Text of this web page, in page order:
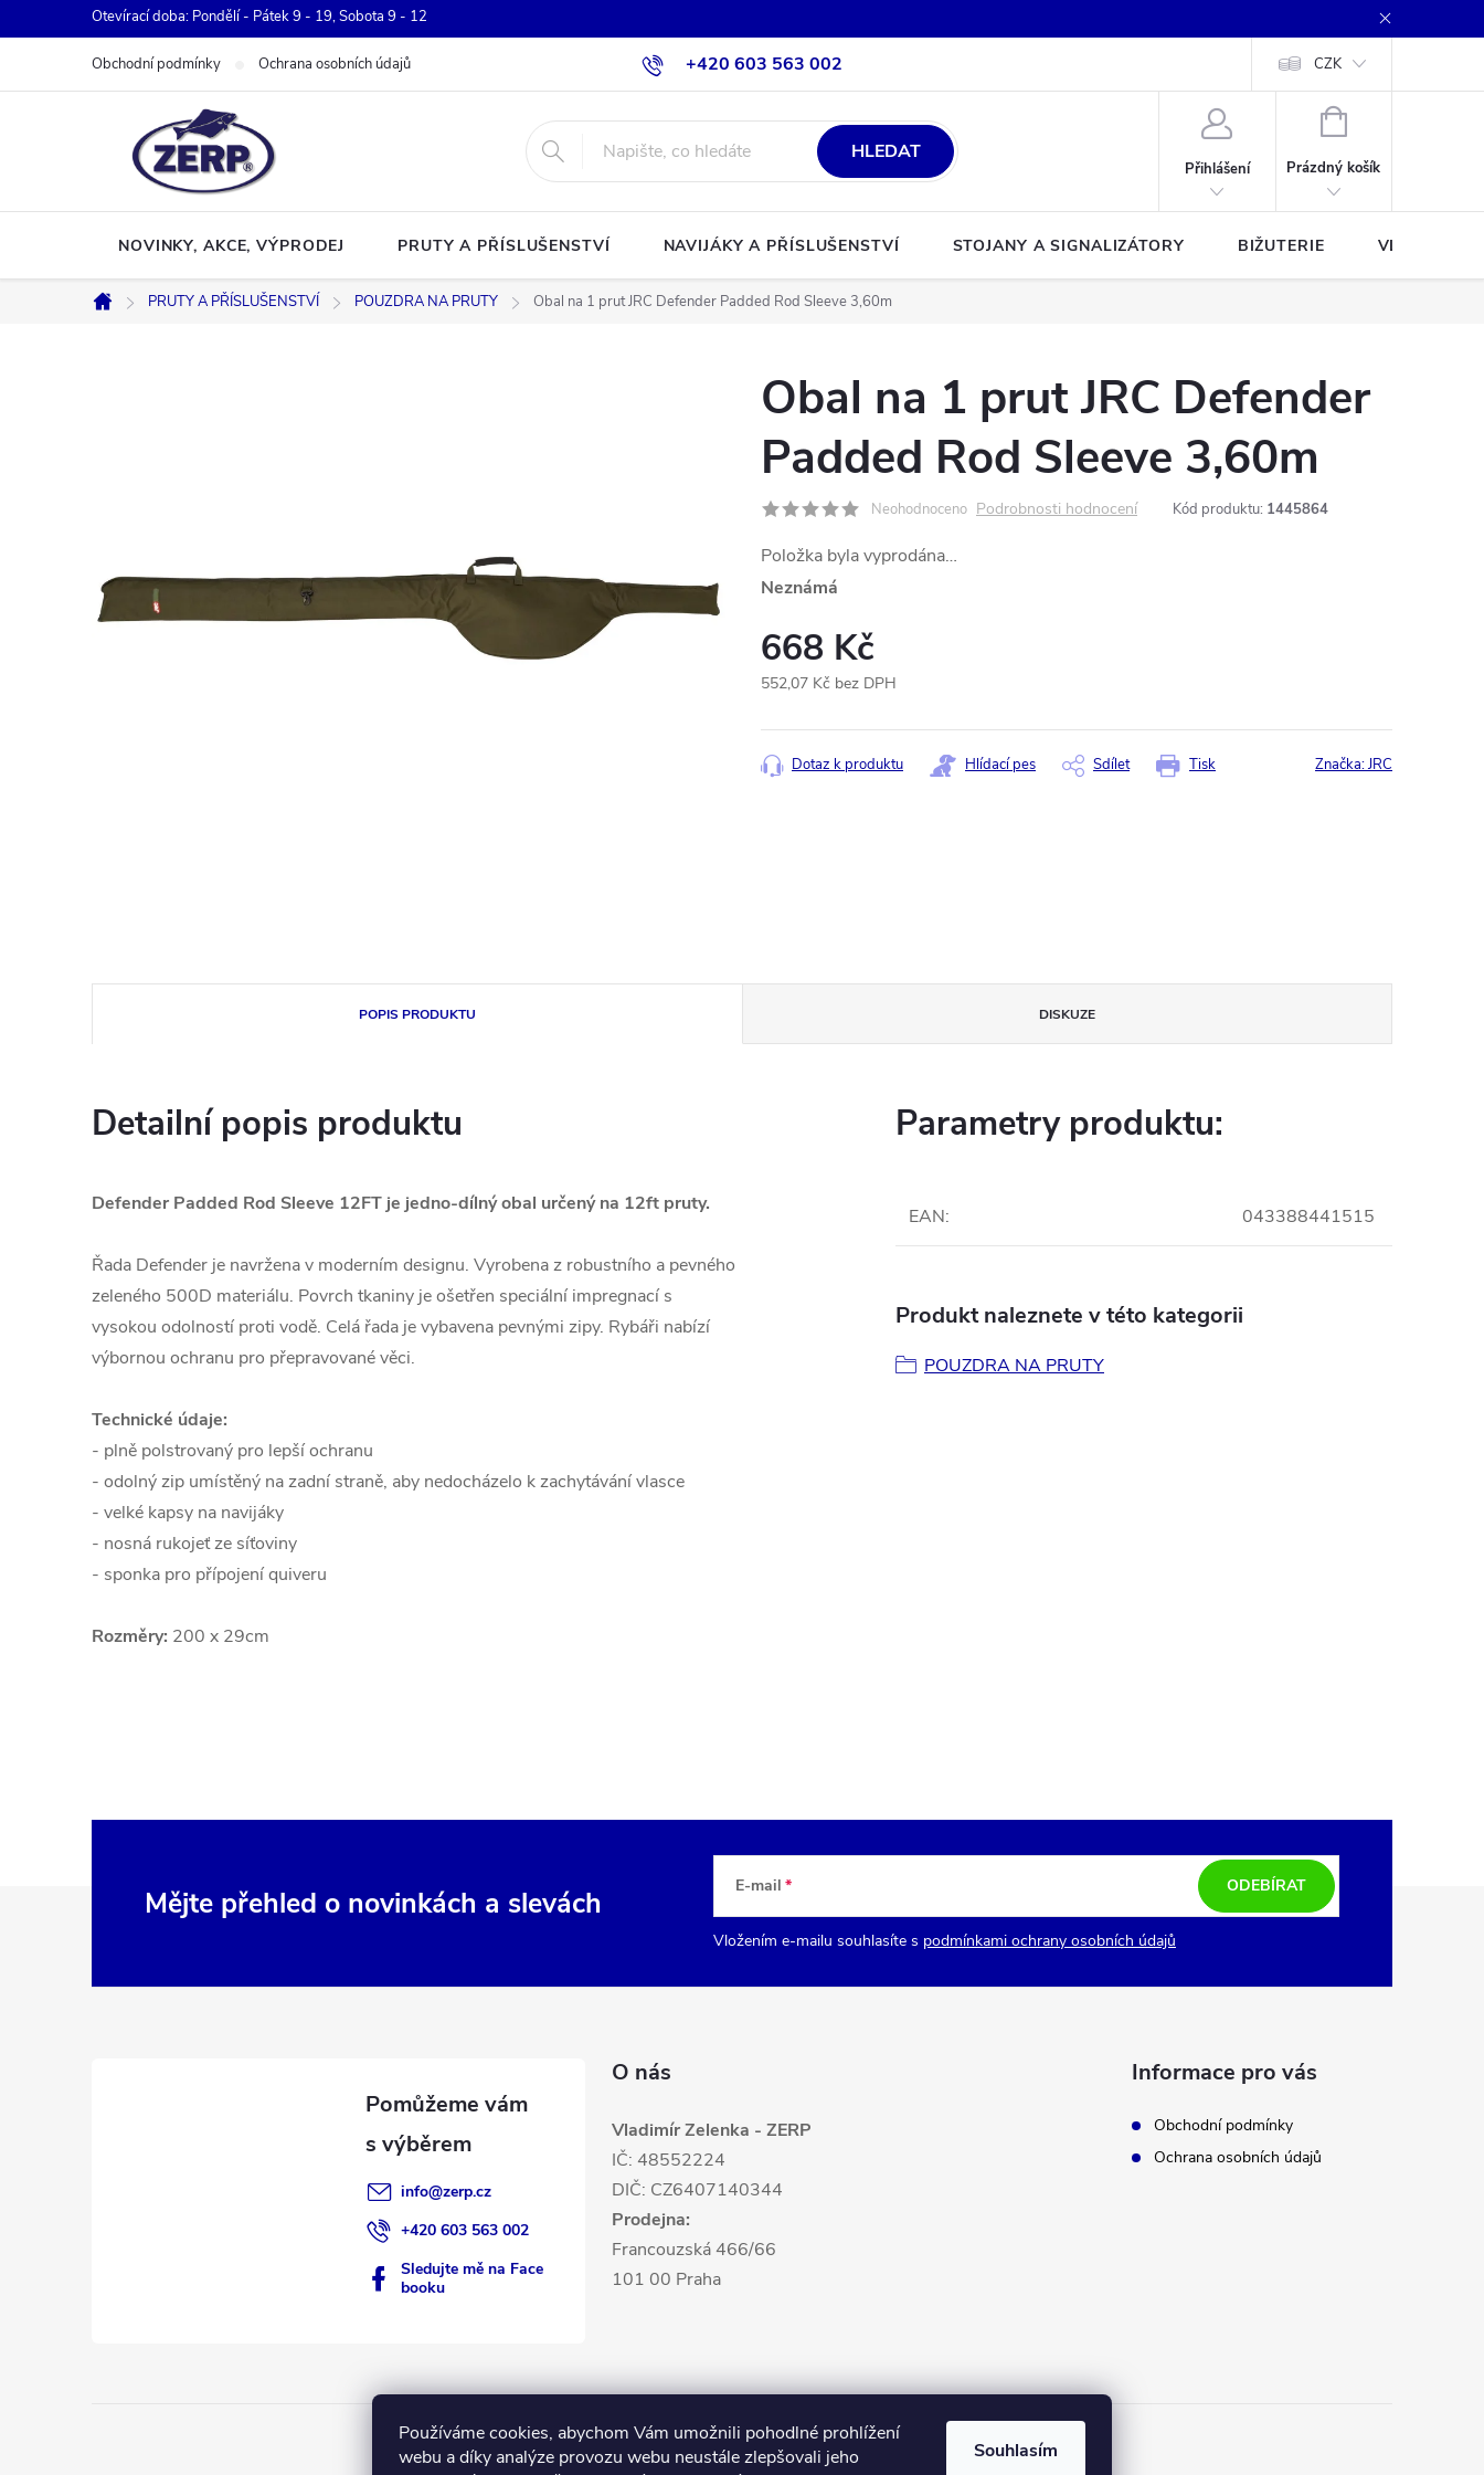
Používáme cookies, abychom Vám umožnili pohodlné prohlížení
webu a díky analýze provozu webu neustále zlepšovali jeho
Souhlasím
na
Otevírací doba: Pondělí - Pátek 9 - 19, Sobota 9 - 12
+420 603 563 002
Obchodní podmínky Ochrana osobních údajů CZK
HLEDAT
Přihlášení
NÁKUPNÍ
Prázdný košík
NOVINKY, AKCE, VÝPRODEJ PRUTY A PŘÍSLUŠENSTVÍ NAVIJÁKY A PŘÍSLUŠENSTVÍ STOJANY A SIGNALIZÁTORY BIŽUTERIE VLASCE A
Domů
PRUTY A PŘÍSLUŠENSTVÍ POUZDRA NA PRUTY Obal na 1 prut JRC Defender Padded Rod Sleeve 3,60m
Obal na 1 prut JRC Defender
Padded Rod Sleeve 3,60m
Neohodnoceno Podrobnosti hodnocení Kód produktu: 1445864
Položka byla vyprodána…
Neznámá
668 Kč
552,07 Kč bez DPH
cena:
Tisk
Dotaz k produktu Hlídací pes Sdílet Značka:JRC
POPIS PRODUKTU DISKUZE
Detailní popis produktu
Defender Padded Rod Sleeve 12FT je jedno-dílný obal určený na 12ft pruty.
Řada Defender je navržena v moderním designu. Vyrobena z robustního a pevného
zeleného 500D materiálu. Povrch tkaniny je ošetřen speciální impregnací s
vysokou odolností proti vodě. Celá řada je vybavena pevnými zipy. Rybáři nabízí
výbornou ochranu pro přepravované věci.
Technické údaje:
- plně polstrovaný pro lepší ochranu
- odolný zip umístěný na zadní straně, aby nedocházelo k zachytávání vlasce
- velké kapsy na navijáky
- nosná rukojeť ze síťoviny
- sponka pro přípojení quiveru
Rozměry: 200 x 29cm
Parametry produktu:
EAN: 043388441515
Produkt naleznete v této kategorii
POUZDRA NA PRUTY
Mějte přehled o novinkách a slevách E-mail
Vložením e-mailu souhlasíte s podmínkami ochrany osobních údajů
ODEBÍRAT
info@zerp.cz
+420 603 563 002
Sledujte mě na Face
booku
O nás
Vladimír Zelenka - ZERP
IČ: 48552224
DIČ: CZ6407140344
Prodejna:
Francouzská 466/66
101 00 Praha
Informace pro vás
Obchodní podmínky
Ochrana osobních údajů